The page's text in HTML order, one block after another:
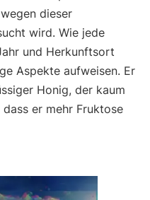
dieser
wird. Wie jede
und Herkunftsort
Aspekte aufweisen. Er
Honig, der kaum
er mehr Fruktose